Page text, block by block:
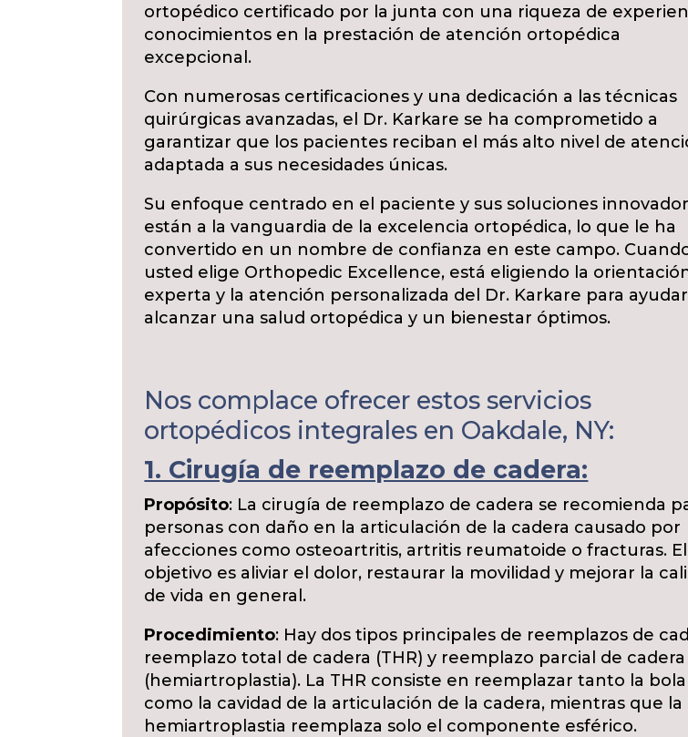
ortopédico certificado por la junta con una riqueza de
conocimientos en la prestación de atención ortopédica
excepcional.
Con numerosas certificaciones y una dedicación a las técnicas
quirúrgicas avanzadas, el Dr. Karkare se ha comprometido a
garantizar que los pacientes reciban el más alto nivel de
adaptada a sus necesidades únicas.
Su enfoque centrado en el paciente y sus soluciones
están a la vanguardia de la excelencia ortopédica, lo que le ha
convertido en un nombre de confianza en este campo.
usted elige Orthopedic Excellence, está eligiendo la
experta y la atención personalizada del Dr. Karkare para
alcanzar una salud ortopédica y un bienestar óptimos.
Nos complace ofrecer estos servicios
ortopédicos integrales en Oakdale, NY:
1. Cirugía de reemplazo de cadera:
Propósito: La cirugía de reemplazo de cadera se recomienda
personas con daño en la articulación de la cadera causado por
afecciones como osteoartritis, artritis reumatoide o fracturas. El
objetivo es aliviar el dolor, restaurar la movilidad y mejorar la
de vida en general.
Procedimiento: Hay dos tipos principales de reemplazos de
reemplazo total de cadera (THR) y reemplazo parcial de cadera
(hemiartroplastia). La THR consiste en reemplazar tanto la bola
como la cavidad de la articulación de la cadera, mientras que la
hemiartroplastia reemplaza solo el componente esférico.